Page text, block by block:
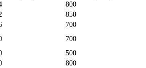
800
850
700
700
500
800